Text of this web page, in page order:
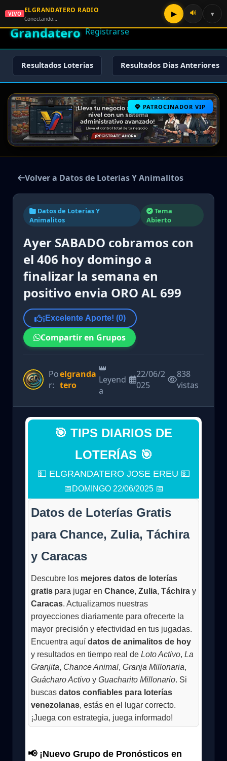
🌟 El
Grandatero
🔑 Iniciar Sesión
📝
Registrarse
Resultados Loterias Resultados Dias Anteriores
PATROCINADOR VIP
Volver a Datos de Loterias Y Animalitos
Datos de Loterias Y
Animalitos
Tema
Abierto
Ayer SABADO cobramos con
el 406 hoy domingo a
finalizar la semana en
positivo envia ORO AL 699
¡Excelente Aporte! (0)
Compartir en Grupos
Po
r:
elgranda
tero
👑
Leyend
a
22/06/2
025
838
vistas
🎯 TIPS DIARIOS DE
LOTERÍAS 🎯
💵 ELGRANDATERO JOSE EREU 💵
📅DOMINGO 22/06/2025 📅
Datos de Loterías Gratis
para Chance, Zulia, Táchira
y Caracas
Descubre los mejores datos de loterías
gratispara jugar en Chance, Zulia, Táchiray
Caracas. Actualizamos nuestras
proyecciones diariamente para ofrecerte la
mayor precisión y efectividad en tus jugadas.
Encuentra aquí datos de animalitos de hoy
y resultados en tiempo real de Loto Activo, La
Granjita, Chance Animal, Granja Millonaria,
Guácharo Activoy Guacharito Millonario. Si
buscas datos confiables para loterías
venezolanas, estás en el lugar correcto.
¡Juega con estrategia, juega informado!
📢 ¡Nuevo Grupo de Pronósticos en
VIVO ELGRANDATERO RADIO
Conectando…
▶ 🔊 ▾